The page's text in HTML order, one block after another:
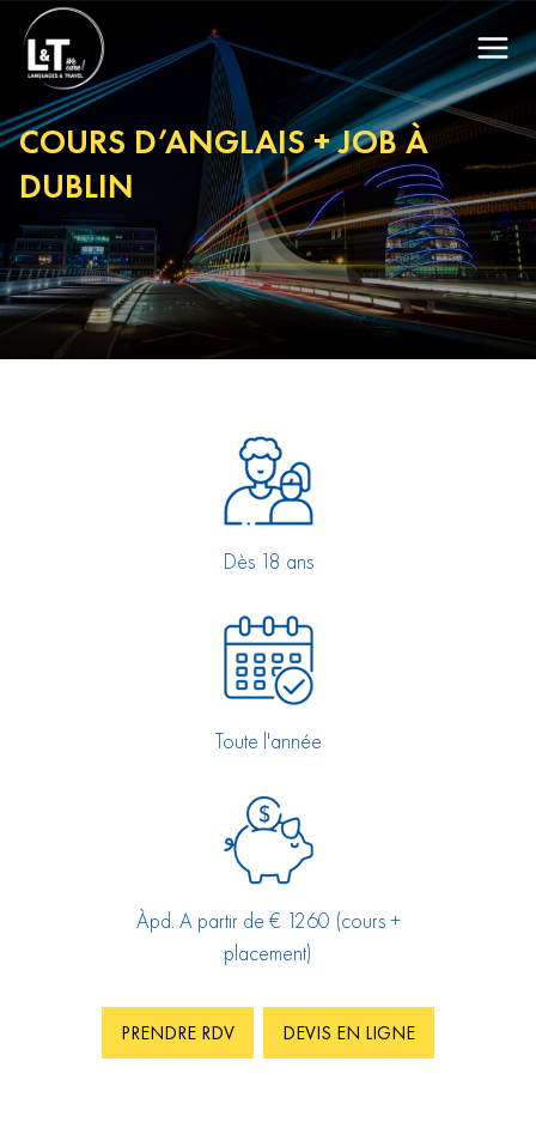
COURS D’ANGLAIS + JOB À
DUBLIN
Dès 18 ans
Toute l'année
Àpd. A partir de € 1260 (cours +
placement)
PRENDRE RDV DEVIS EN LIGNE